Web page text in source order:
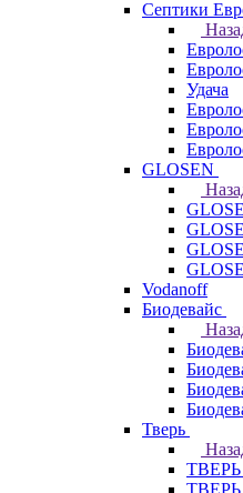
Септики
Удача
GLOSEN
Vodanoff
Биодевайс
Тверь
ТВЕРЬ
ТВЕРЬ